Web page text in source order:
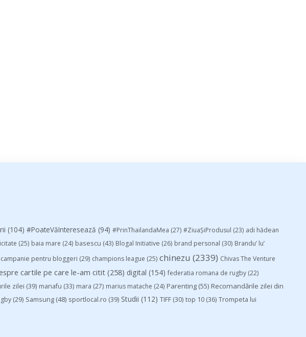
(104) #PoateVăInteresează (94) #PrinThailandaMea (27) #ZiuaȘiProdusul (23) adi hădean
(25) baia mare (24) basescu (43) Blogal Initiative (26) brand personal (30) Brandu’ lu’
campanie pentru bloggeri (29) champions league (25) chinezu (2339) Chivas The Venture
cartile pe care le-am citit (258) digital (154) federatia romana de rugby (22)
zilei (39) manafu (33) mara (27) marius matache (24) Parenting (55) Recomandările zilei din
(29) Samsung (48) sportlocal.ro (39) Studii (112) TIFF (30) top 10 (36) Trompeta lui